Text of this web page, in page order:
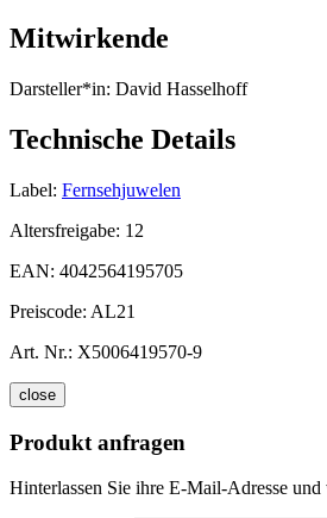
Mitwirkende
Darsteller*in: David Hasselhoff
Technische Details
Label: Fernsehjuwelen
Altersfreigabe: 12
EAN: 4042564195705
Preiscode: AL21
Art. Nr.: X5006419570-9
close
Produkt anfragen
Hinterlassen Sie ihre E-Mail-Adresse